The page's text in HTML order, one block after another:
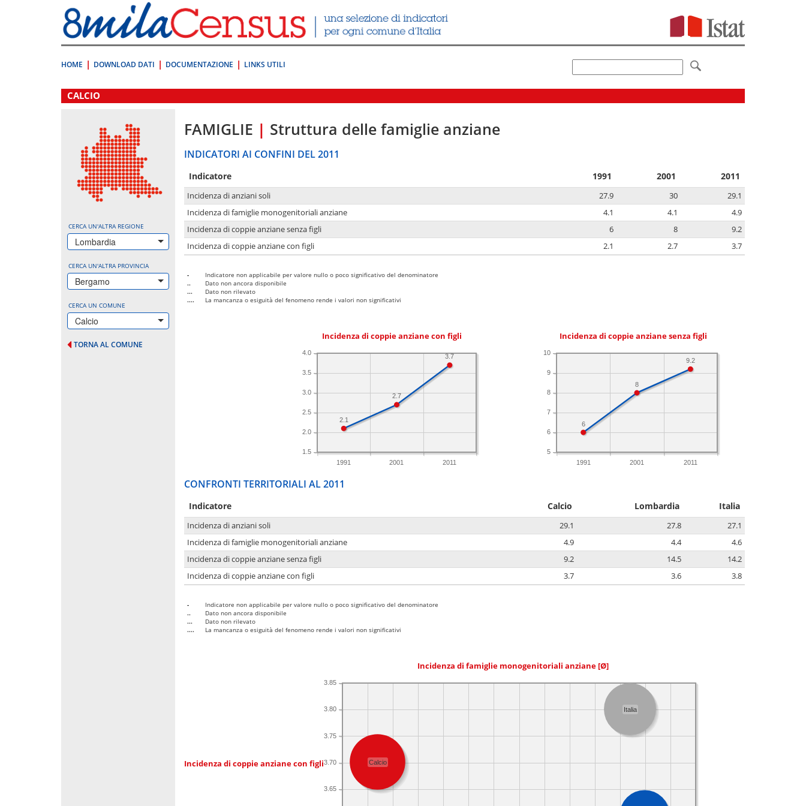
direttamente
a:
Contenuto
HOME DOWNLOAD DATI DOCUMENTAZIONE LINKS UTILI
.
CALCIO
CERCA UN'ALTRA REGIONE
Lombardia
CERCA UN'ALTRA PROVINCIA
Bergamo
CERCA UN COMUNE
Calcio
TORNA AL COMUNE
FAMIGLIE | Struttura delle famiglie anziane
INDICATORI AI CONFINI DEL 2011
Indicatore 1991 2001 2011
Incidenza di anziani soli 27.9 30
29.1
Incidenza di famiglie monogenitoriali anziane
4.1 4.1
4.9
Incidenza di coppie anziane senza figli
6 8
9.2
Incidenza di coppie anziane con figli
2.1 2.7 3.7
-
Indicatore non applicabile per valore nullo o poco significativo del denominatore
..
Dato non ancora disponibile
...
Dato non rilevato
....
La mancanza o esiguità del fenomeno rende i valori non significativi
Incidenza di coppie anziane con figli
1991 2001 2011
1.5
2.0
2.5
3.0
3.5
4.0
3.7
2.7
2.1
Incidenza di coppie anziane senza figli
1991 2001 2011
5
6
7
8
9
10
9.2
8
6
CONFRONTI TERRITORIALI AL 2011
Indicatore Calcio Lombardia Italia
Incidenza di anziani soli 29.1 27.8
27.1
Incidenza di famiglie monogenitoriali anziane
4.9 4.4
4.6
Incidenza di coppie anziane senza figli
9.2 14.5
14.2
Incidenza di coppie anziane con figli
3.7 3.6 3.8
-
Indicatore non applicabile per valore nullo o poco significativo del denominatore
..
Dato non ancora disponibile
...
Dato non rilevato
....
La mancanza o esiguità del fenomeno rende i valori non significativi
Incidenza di famiglie monogenitoriali anziane [Ø]
Incidenza di coppie anziane con figli
3.65
3.70
3.75
3.80
3.85
Calcio
Italia